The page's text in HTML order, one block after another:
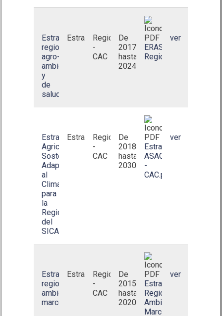
Estrategia
regional
agro-
ambiental
y
de
salud(ERAS)
EstrategiaRegional
-
CAC
De
2017
hasta
2024
ERAS.
Regional.pdf
ver
Estrategia
Agricultura
Sostenible
Adaptada
al
Clima
para
la
Región
del
SICA(ASAC)
EstrategiaRegional
-
CAC
De
2018
hasta
2030
Estrategia
ASAC
-
CAC.pdf
ver
Estrategia
regional
ambiental
marco(ERAM)
EstrategiaRegional
-
CAC
De
2015
hasta
2020
Estrategia
Regional
Ambiental
Marco
ver